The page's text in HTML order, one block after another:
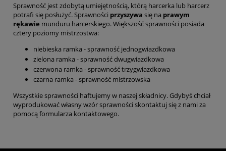
Sprawność jest zdobytą umiejętnością, którą harcerka lub harcerz
potrafi się posłużyć. Sprawności przyszywa się na prawym
rękawie munduru harcerskiego. Większość sprawności posiada
cztery poziomy mistrzostwa:
niebieska ramka - sprawność jednogwiazdkowa
zielona ramka - sprawność dwugwiazdkowa
czerwona ramka - sprawność trzygwiazdkowa
czarna ramka - sprawność mistrzowska
Wszystkie sprawności haftujemy w naszej składnicy. Gdybyś chciał
wyprodukować własny wzór sprawności skontaktuj się z nami za
pomocą formularza kontaktowego.